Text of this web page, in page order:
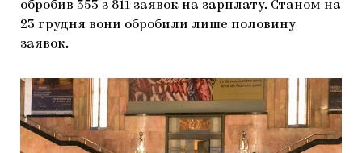
обробив 353 з 811 заявок на зарплату. Станом на
23 грудня вони обробили лише половину
заявок.